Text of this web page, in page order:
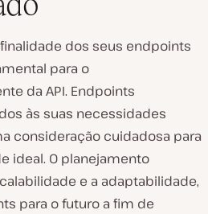
dos seus endpoints
para o
da API. Endpoints
às suas necessidades
consideração cuidadosa para
ideal. O planejamento
e a adaptabilidade,
para o futuro a fim de